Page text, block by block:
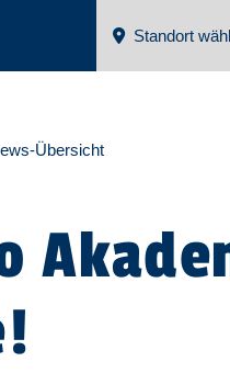
Standort
Übersicht